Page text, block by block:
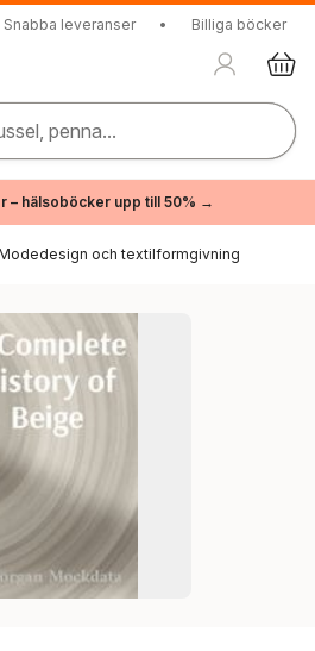
Snabba leveranser • Billiga böcker
penna...
– hälsoböcker upp till 50% →
och textilformgivning